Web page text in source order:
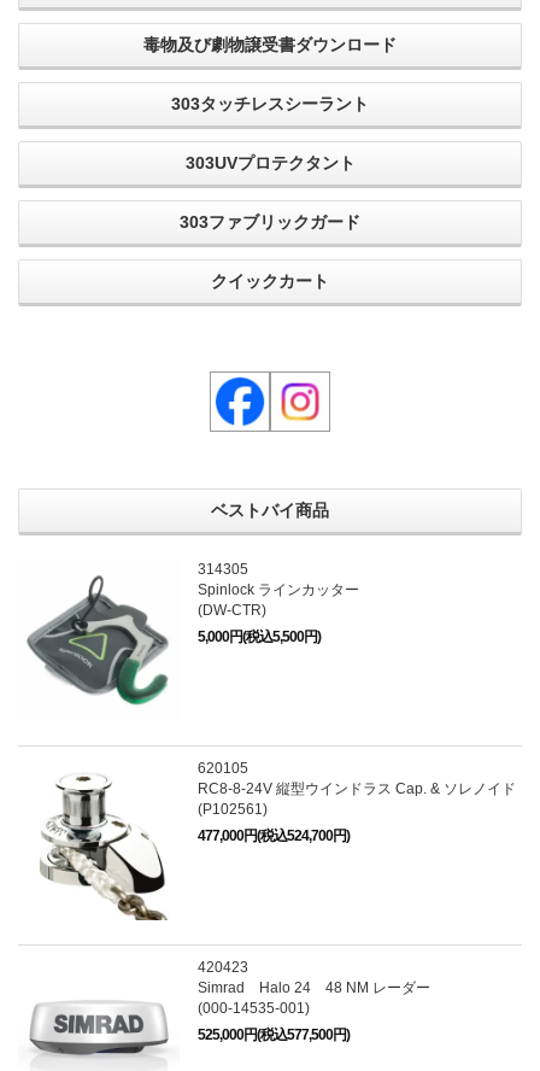
毒物及び劇物譲受書ダウンロード
303タッチレスシーラント
303UVプロテクタント
303ファブリックガード
クイックカート
ベストバイ商品
314305
Spinlock ラインカッター
(DW-CTR)
5,000円(税込5,500円)
620105
RC8-8-24V 縦型ウインドラス Cap. & ソレノイド
(P102561)
477,000円(税込524,700円)
420423
Simrad Halo 24 48 NM レーダー
(000-14535-001)
525,000円(税込577,500円)